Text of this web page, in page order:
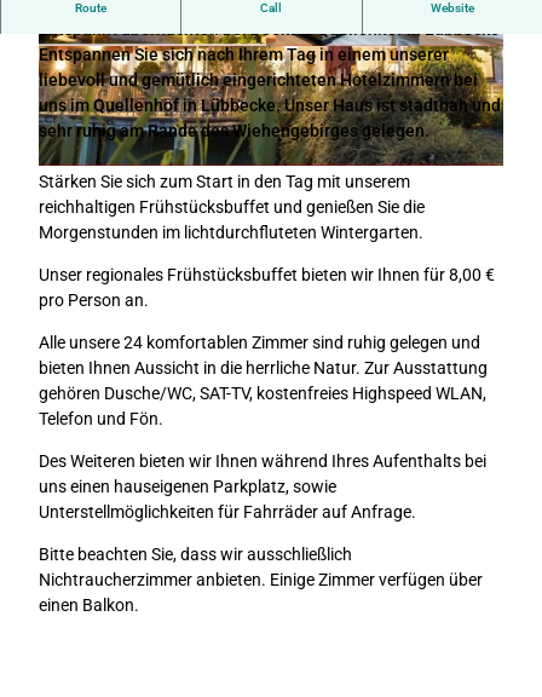
D
e
e
e
s
l
e
n
h
f
D
e
e
k
e
s
Q
u
l
l
e
n
h
o
D
e
e
k
e
s
Q
u
l
e
n
h
Route Call Website
Entspannen Sie sich nach Ihrem Tag in einem unserer
liebevoll und gemütlich eingerichteten Hotelzimmern bei
uns im Quellenhof in Lübbecke. Unser Haus ist stadtnah und
sehr ruhig am Rande des Wiehengebirges gelegen.
Stärken Sie sich zum Start in den Tag mit unserem
reichhaltigen Frühstücksbuffet und genießen Sie die
Morgenstunden im lichtdurchfluteten Wintergarten.
Unser regionales Frühstücksbuffet bieten wir Ihnen für 8,00 €
pro Person an.
Alle unsere 24 komfortablen Zimmer sind ruhig gelegen und
bieten Ihnen Aussicht in die herrliche Natur. Zur Ausstattung
gehören Dusche/WC, SAT-TV, kostenfreies Highspeed WLAN,
Telefon und Fön.
Des Weiteren bieten wir Ihnen während Ihres Aufenthalts bei
uns einen hauseigenen Parkplatz, sowie
Unterstellmöglichkeiten für Fahrräder auf Anfrage.
Bitte beachten Sie, dass wir ausschließlich
Nichtraucherzimmer anbieten. Einige Zimmer verfügen über
einen Balkon.